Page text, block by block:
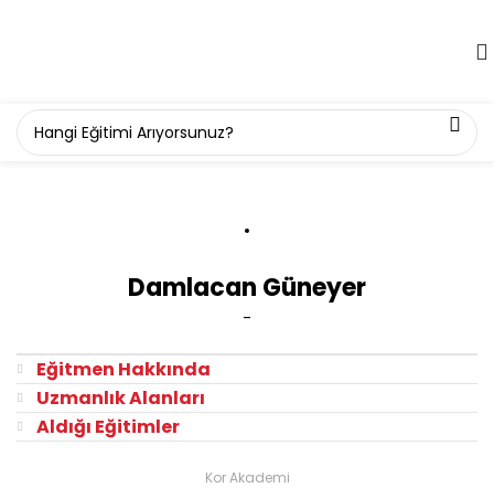
Damlacan Güneyer
-
Eğitmen Hakkında
Uzmanlık Alanları
Aldığı Eğitimler
Kor Akademi